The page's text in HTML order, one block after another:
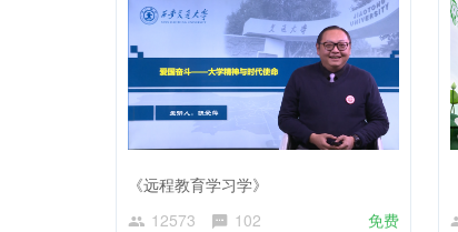
《远程教育学习学》
12573
102 免费